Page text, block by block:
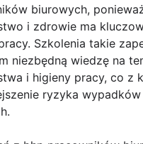
biurowych,
i zdrowie ma
Szkolenia takie
niezbędną wiedzę na
i higieny pracy, co z
ryzyka